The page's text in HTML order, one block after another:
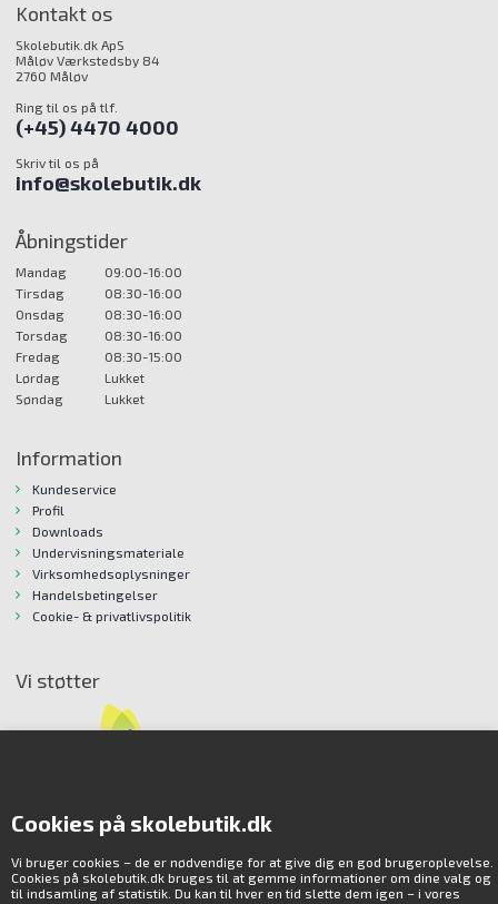
Cookies på skolebutik.dk
Vi bruger cookies – de er nødvendige for at give dig en god brugeroplevelse.
Cookies på skolebutik.dk bruges til at gemme informationer om dine valg og
til indsamling af statistik. Du kan til hver en tid slette dem igen – i vores
Kontakt os
Skolebutik.dk ApS
Måløv Værkstedsby 84
2760 Måløv
Ring til os på tlf.
(+45) 4470 4000
Skriv til os på
info@skolebutik.dk
Åbningstider
Mandag
09:00-16:00
Tirsdag
08:30-16:00
Onsdag
08:30-16:00
Torsdag
08:30-16:00
Fredag
08:30-15:00
Lørdag
Lukket
Søndag
Lukket
Information
Kundeservice
Profil
Downloads
Undervisningsmateriale
Virksomhedsoplysninger
Handelsbetingelser
Cookie- & privatlivspolitik
Vi støtter